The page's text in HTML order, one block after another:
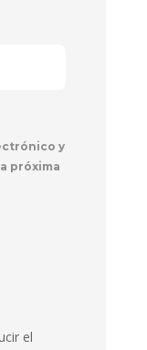
y
próxima
el